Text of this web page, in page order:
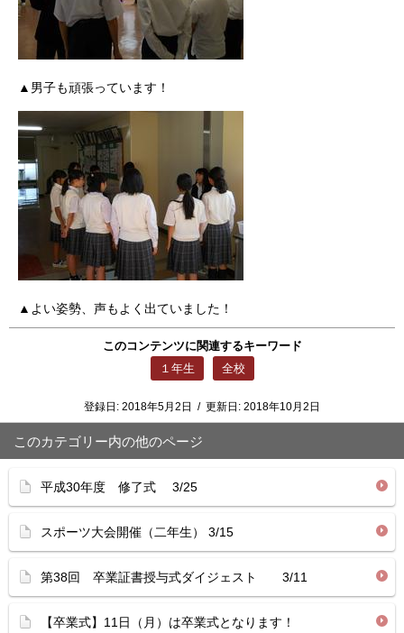
▲男子も頑張っています！
▲よい姿勢、声もよく出ていました！
このコンテンツに関連するキーワード
１年生
全校
登録日: 2018年5月2日 / 更新日: 2018年10月2日
このカテゴリー内の他のページ
平成30年度 修了式 3/25
スポーツ大会開催（二年生） 3/15
第38回 卒業証書授与式ダイジェスト 3/11
【卒業式】11日（月）は卒業式となります！